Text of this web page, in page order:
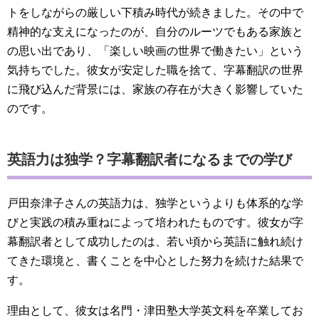
トをしながらの厳しい下積み時代が続きました。その中で
精神的な支えになったのが、自分のルーツでもある家族と
の思い出であり、「楽しい映画の世界で働きたい」という
気持ちでした。彼女が安定した職を捨て、字幕翻訳の世界
に飛び込んだ背景には、家族の存在が大きく影響していた
のです。
英語力は独学？字幕翻訳者になるまでの学び
戸田奈津子さんの英語力は、独学というよりも体系的な学
びと実践の積み重ねによって培われたものです。彼女が字
幕翻訳者として成功したのは、若い頃から英語に触れ続け
てきた環境と、書くことを中心とした努力を続けた結果で
す。
理由として、彼女は名門・津田塾大学英文科を卒業してお